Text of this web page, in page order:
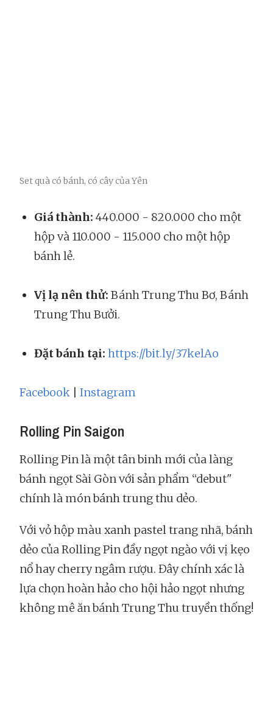
Set quà có bánh, có cây của Yên
Giá thành: 440.000 - 820.000 cho một
hộp và 110.000 - 115.000 cho một hộp
bánh lẻ.
Vị lạ nên thử: Bánh Trung Thu Bơ, Bánh
Trung Thu Bưởi.
Đặt bánh tại: https://bit.ly/37kelAo
Facebook Instagram
Rolling Pin Saigon
Rolling Pin là một tân binh mới của làng
bánh ngọt Sài Gòn với sản phẩm “debut"
chính là món bánh trung thu dẻo.
Với vỏ hộp màu xanh pastel trang nhã, bánh
dẻo của Rolling Pin đầy ngọt ngào với vị kẹo
nổ hay cherry ngâm rượu. Đây chính xác là
lựa chọn hoàn hảo cho hội hảo ngọt nhưng
không mê ăn bánh Trung Thu truyền thống!